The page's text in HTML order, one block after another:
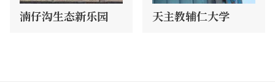
湳仔沟生态新乐园 天主教辅仁大学